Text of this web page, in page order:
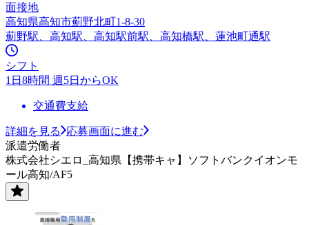
面接地
高知県高知市薊野北町1-8-30
薊野駅、高知駅、高知駅前駅、高知橋駅、蓮池町通駅
シフト
1日8時間 週5日からOK
交通費支給
詳細を見る
応募画面に進む
派遣労働者
株式会社シエロ_高知県【携帯キャ】ソフトバンクイオンモ
ール高知/AF5